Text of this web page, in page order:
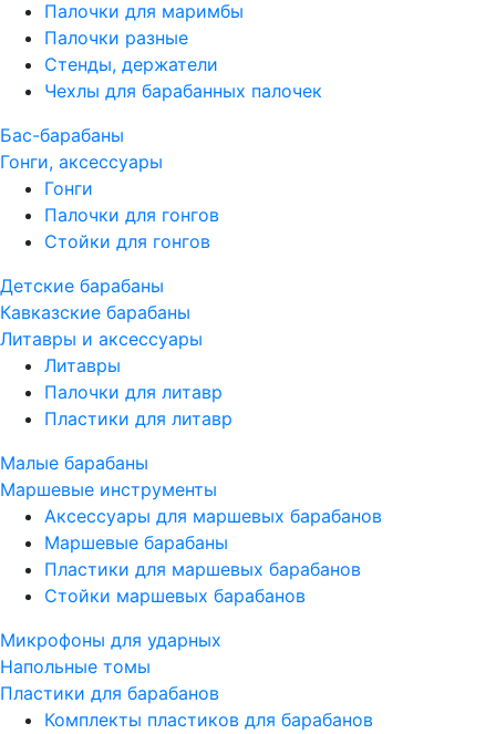
Палочки для маримбы
Палочки разные
Стенды, держатели
Чехлы для барабанных палочек
Бас-барабаны
Гонги, аксессуары
Гонги
Палочки для гонгов
Стойки для гонгов
Детские барабаны
Кавказские барабаны
Литавры и аксессуары
Литавры
Палочки для литавр
Пластики для литавр
Малые барабаны
Маршевые инструменты
Аксессуары для маршевых барабанов
Маршевые барабаны
Пластики для маршевых барабанов
Стойки маршевых барабанов
Микрофоны для ударных
Напольные томы
Пластики для барабанов
Комплекты пластиков для барабанов